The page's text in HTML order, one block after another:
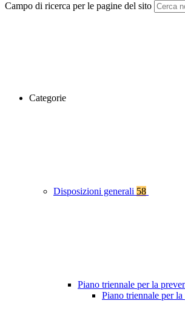
Campo di ricerca per le pagine del sito
Categorie
Disposizioni generali 58
Piano triennale per la
Piano triennale per